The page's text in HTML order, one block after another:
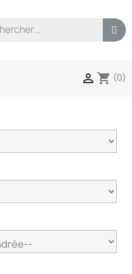
 shopping_cart (0)